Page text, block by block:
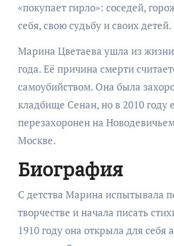
«покупает гирло»: соседей,
себя, свою судьбу и своих детей.
Марина Цветаева ушла из жизни
года. Её причина смерти
самоубийством. Она была
кладбище Сенан, но в 2010 году
перезахоронен на
Москве.
Биография
С детства Марина испытывала
творчестве и начала писать
1910 году она открыла для себя